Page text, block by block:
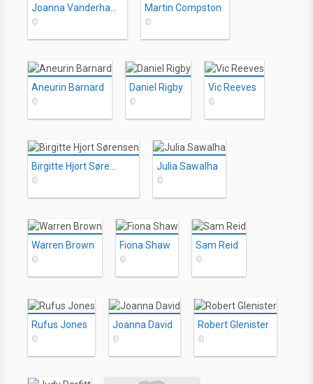
Joanna Vanderham
©
Martin Compston
©
Aneurin Barnard
©
Daniel Rigby
©
Vic Reeves
©
©
Julia Sawalha
©
Warren Brown
©
Fiona Shaw
©
Sam Reid
©
Rufus Jones
©
Joanna David
©
Robert Glenister
©